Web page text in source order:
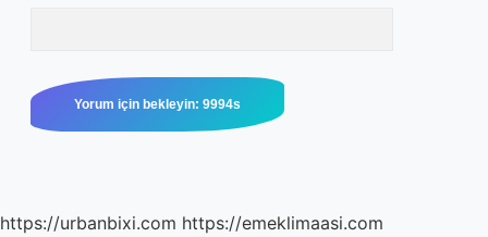
https://urbanbixi.com https://emeklimaasi.com